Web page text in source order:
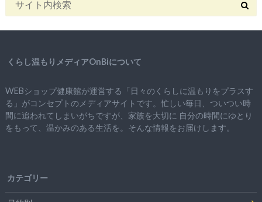
くらし温もりメディアOnBiについて
WEBショップ健康館が運営する「日々のくらしに温もりをプラスす
る」がコンセプトのメディアサイトです。忙しい毎日、ついつい時
間に追われてしまいがちですが、 家族を大切に 自分の時間にゆとり
をもって、 温かみのある生活を。そんな情報をお届けします。
カテゴリー